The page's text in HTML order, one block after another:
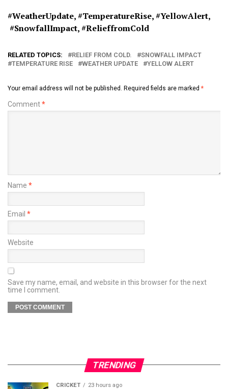
#WeatherUpdate, #TemperatureRise, #YellowAlert,
#SnowfallImpact, #RelieffromCold
RELATED TOPICS: RELIEF FROM COLD.
SNOWFALL IMPACT
TEMPERATURE RISE
WEATHER UPDATE YELLOW ALERT
Your email address will not be published. Required fields are marked *
Comment*
Name *
Email *
Website
Save my name, email, and website in this browser for the next
time I comment.
TRENDING
CRICKET 23 hours ago